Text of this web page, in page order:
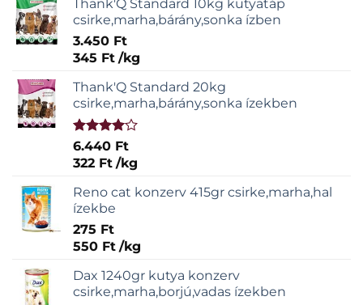
Thank'Q Standard 10kg kutyatáp
csirke,marha,bárány,sonka ízben
3.450 Ft
345 Ft /kg
Thank'Q Standard 20kg
csirke,marha,bárány,sonka ízekben
Értékelés:
4.00 / 5
6.440 Ft
322 Ft /kg
Reno cat konzerv 415gr csirke,marha,hal
ízekbe
275 Ft
550 Ft /kg
Dax 1240gr kutya konzerv
csirke,marha,borjú,vadas ízekben